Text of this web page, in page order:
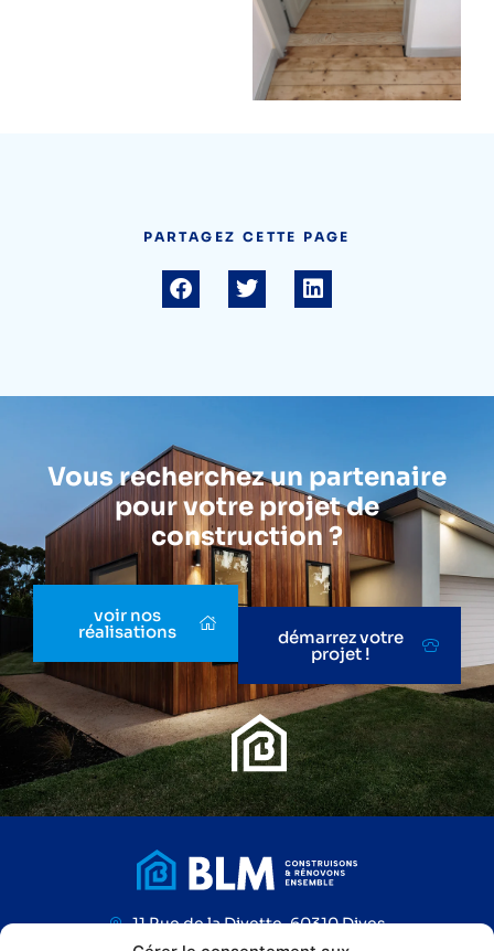
PARTAGEZ CETTE PAGE
Vous recherchez un partenaire
pour votre projet de
construction ?
voir nos
réalisations démarrez votre
projet !
11 Rue de la Divette, 60310 Dives
Tél. 03 44 43 66 87